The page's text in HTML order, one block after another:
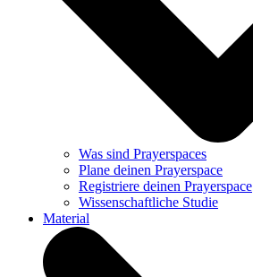
Was sind Prayerspaces
Plane deinen Prayerspace
Registriere deinen Prayerspace
Wissenschaftliche Studie
Material